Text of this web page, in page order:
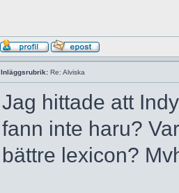
Inläggsrubrik: Re: Alviska
Jag hittade att
fann inte haru?
bättre lexicon?